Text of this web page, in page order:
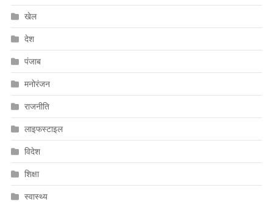
खेल
देश
पंजाब
मनोरंजन
राजनीति
लाइफस्टाइल
विदेश
शिक्षा
स्वास्थ्य